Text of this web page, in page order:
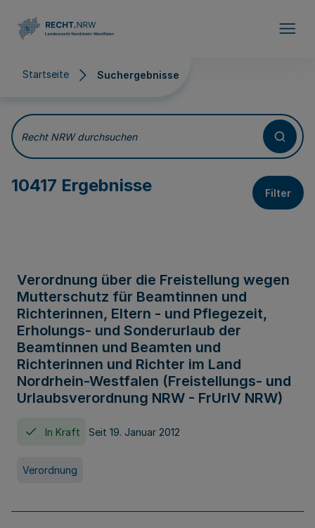
Startseite Suchergebnisse
Suchergebnisse
Recht NRW durchsuchen
10417 Ergebnisse Filter
Verordnung über die Freistellung wegen
Mutterschutz für Beamtinnen und
Richterinnen, Eltern - und Pflegezeit,
Erholungs- und Sonderurlaub der
Beamtinnen und Beamten und
Richterinnen und Richter im Land
Nordrhein-Westfalen (Freistellungs- und
Urlaubsverordnung NRW - FrUrlV NRW)
In Kraft Seit 19. Januar 2012
Verordnung